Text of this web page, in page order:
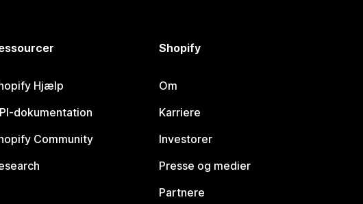
Hjælp
dokumentation
Community
Shopify
Om
Karriere
Investorer
Presse og medier
Partnere